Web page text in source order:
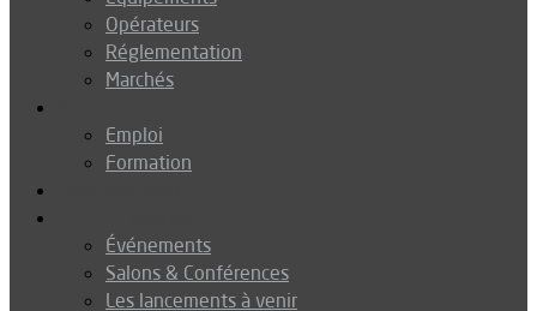
Opérateurs
Réglementation
Marchés
Emploi
Formation
Événements
Salons & Conférences
Les lancements à venir